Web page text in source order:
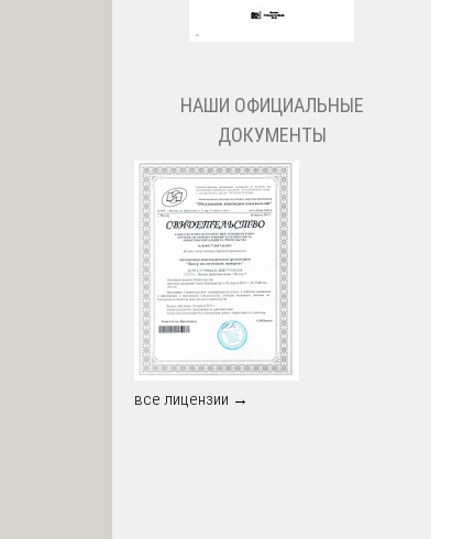
НАШИ ОФИЦИАЛЬНЫЕ
ДОКУМЕНТЫ
все лицензии →